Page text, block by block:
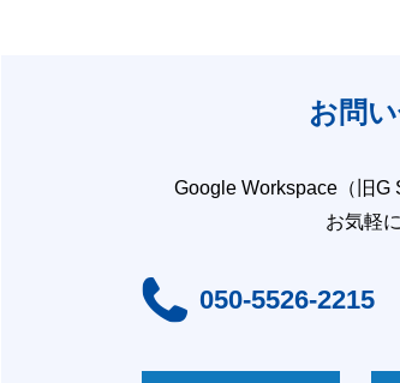
お問
Google Workspace（旧G
お気軽
050-5526-2215